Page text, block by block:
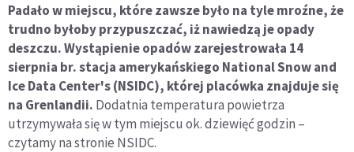
Padało w miejscu, które zawsze było na tyle mroźne, że
trudno byłoby przypuszczać, iż nawiedzą je opady
deszczu. Wystąpienie opadów zarejestrowała 14
sierpnia br. stacja amerykańskiego National Snow and
Ice Data Center's (NSIDC), której placówka znajduje się
na Grenlandii. Dodatnia temperatura powietrza
utrzymywała się w tym miejscu ok. dziewięć godzin –
czytamy na stronie NSIDC.